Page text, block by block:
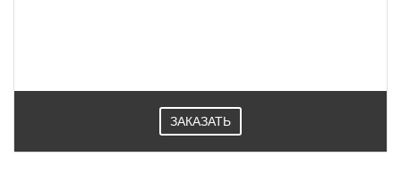
ЗАКАЗАТЬ